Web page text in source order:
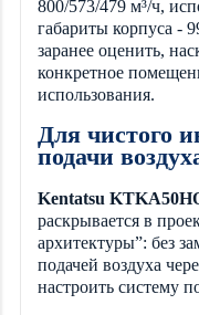
800/573/479 м³/ч,
габариты корпуса -
заранее оценить,
конкретное
использования.
Для чистого
подачи
Kentatsu
раскрывается в
архитектуры”: без
подачей воздуха
настроить систему